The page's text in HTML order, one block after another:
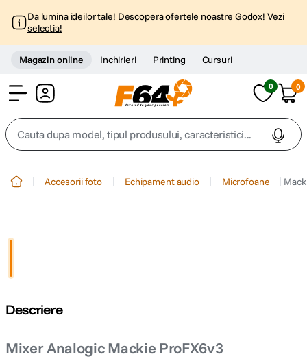
Da lumina ideilor tale! Descopera ofertele noastre Godox! Vezi
selectia!
Magazin online Inchirieri Printing Cursuri
0 0
Cauta dupa model, tipul produsului, caracteristici...
Accesorii foto Echipament audio Microfoane
Descriere
Mixer Analogic Mackie ProFX6v3